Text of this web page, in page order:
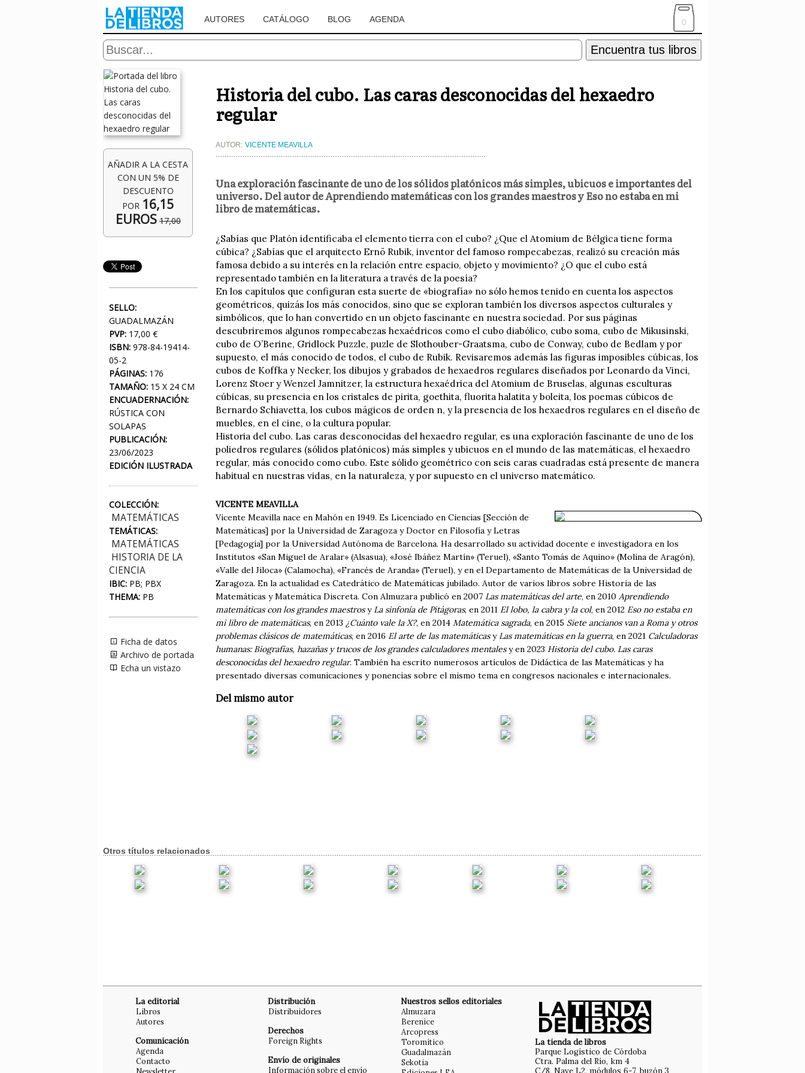
AUTORES CATÁLOGO BLOG AGENDA 0
Encuentra tus libros
AÑADIR A LA CESTA
CON UN 5% DE
DESCUENTO
POR 16,15
EUROS 17,00
SELLO:
GUADALMAZÁN
PVP: 17,00 €
ISBN: 978-84-19414-
05-2
PÁGINAS: 176
TAMAÑO: 15 X 24 CM
ENCUADERNACIÓN:
RÚSTICA CON
SOLAPAS
PUBLICACIÓN:
23/06/2023
EDICIÓN ILUSTRADA
COLECCIÓN:
MATEMÁTICAS
TEMÁTICAS:
MATEMÁTICAS
HISTORIA DE LA
CIENCIA
IBIC: PB; PBX
THEMA: PB
Ficha de datos
Archivo de portada
Echa un vistazo
Historia del cubo. Las caras desconocidas del hexaedro
regular
AUTOR: VICENTE MEAVILLA
Una exploración fascinante de uno de los sólidos platónicos más simples, ubicuos e importantes del
universo. Del autor de Aprendiendo matemáticas con los grandes maestros y Eso no estaba en mi
libro de matemáticas.
¿Sabías que Platón identificaba el elemento tierra con el cubo? ¿Que el Atomium de Bélgica tiene forma
cúbica? ¿Sabías que el arquitecto Ernö Rubik, inventor del famoso rompecabezas, realizó su creación más
famosa debido a su interés en la relación entre espacio, objeto y movimiento? ¿O que el cubo está
representado también en la literatura a través de la poesía?
En los capítulos que configuran esta suerte de «biografía» no sólo hemos tenido en cuenta los aspectos
geométricos, quizás los más conocidos, sino que se exploran también los diversos aspectos culturales y
simbólicos, que lo han convertido en un objeto fascinante en nuestra sociedad. Por sus páginas
descubriremos algunos rompecabezas hexaédricos como el cubo diabólico, cubo soma, cubo de Mikusinski,
cubo de O’Berine, Gridlock Puzzle, puzle de Slothouber-Graatsma, cubo de Conway, cubo de Bedlam y por
supuesto, el más conocido de todos, el cubo de Rubik. Revisaremos además las figuras imposibles cúbicas, los
cubos de Koffka y Necker, los dibujos y grabados de hexaedros regulares diseñados por Leonardo da Vinci,
Lorenz Stoer y Wenzel Jamnitzer, la estructura hexaédrica del Atomium de Bruselas, algunas esculturas
cúbicas, su presencia en los cristales de pirita, goethita, fluorita halatita y boleita, los poemas cúbicos de
Bernardo Schiavetta, los cubos mágicos de orden n, y la presencia de los hexaedros regulares en el diseño de
muebles, en el cine, o la cultura popular.
Historia del cubo. Las caras desconocidas del hexaedro regular, es una exploración fascinante de uno de los
poliedros regulares (sólidos platónicos) más simples y ubicuos en el mundo de las matemáticas, el hexaedro
regular, más conocido como cubo. Este sólido geométrico con seis caras cuadradas está presente de manera
habitual en nuestras vidas, en la naturaleza, y por supuesto en el universo matemático.
VICENTE MEAVILLA
Vicente Meavilla nace en Mahón en 1949. Es Licenciado en Ciencias [Sección de
Matemáticas] por la Universidad de Zaragoza y Doctor en Filosofía y Letras
[Pedagogía] por la Universidad Autónoma de Barcelona. Ha desarrollado su actividad docente e investigadora en los
Institutos «San Miguel de Aralar» (Alsasua), «José Ibáñez Martín» (Teruel), «Santo Tomás de Aquino» (Molina de Aragón),
«Valle del Jiloca» (Calamocha), «Francés de Aranda» (Teruel), y en el Departamento de Matemáticas de la Universidad de
Zaragoza. En la actualidad es Catedrático de Matemáticas jubilado. Autor de varios libros sobre Historia de las
Matemáticas y Matemática Discreta. Con Almuzara publicó en 2007 Las matemáticas del arte, en 2010 Aprendiendo
matemáticas con los grandes maestrosy La sinfonía de Pitágoras, en 2011 El lobo, la cabra y la col, en 2012 Eso no estaba en
mi libro de matemáticas, en 2013 ¿Cuánto vale la X?, en 2014 Matemática sagrada, en 2015 Siete ancianos van a Roma y otros
problemas clásicos de matemáticas, en 2016 El arte de las matemáticasy Las matemáticas en la guerra, en 2021 Calculadoras
humanas: Biografías, hazañas y trucos de los grandes calculadores mentalesy en 2023 Historia del cubo. Las caras
desconocidas del hexaedro regular. También ha escrito numerosos artículos de Didáctica de las Matemáticas y ha
presentado diversas comunicaciones y ponencias sobre el mismo tema en congresos nacionales e internacionales.
Del mismo autor
Otros títulos relacionados
La editorial
Libros
Autores
Comunicación
Agenda
Contacto
Distribución
Distribuidores
Derechos
Foreign Rights
Envío de originales
Información sobre el envío
Nuestros sellos editoriales
Almuzara
Berenice
Arcopress
Toromítico
Guadalmazán
Sekotia
La tienda de libros
Parque Logístico de Córdoba
Ctra. Palma del Río, km 4
C/8, Nave L2, módulos 6-7, buzón 3